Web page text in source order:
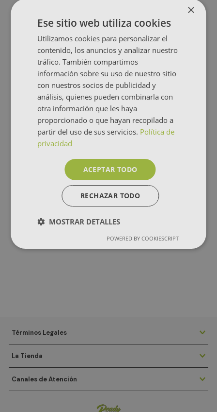
Términos Legales
La Tienda
Canales de Atención
×
Ese sitio web utiliza cookies
Utilizamos cookies para personalizar el
contenido, los anuncios y analizar nuestro
tráfico. También compartimos
información sobre su uso de nuestro sitio
con nuestros socios de publicidad y
análisis, quienes pueden combinarla con
otra información que les haya
proporcionado o que hayan recopilado a
partir del uso de sus servicios. Política de
privacidad
ACEPTAR TODO
RECHAZAR TODO
MOSTRAR DETALLES
POWERED BY COOKIESCRIPT